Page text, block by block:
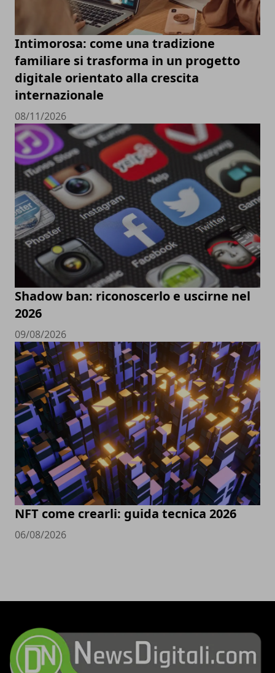
Intimorosa: come una tradizione
familiare si trasforma in un progetto
digitale orientato alla crescita
internazionale
08/11/2026
Shadow ban: riconoscerlo e uscirne nel
2026
09/08/2026
NFT come crearli: guida tecnica 2026
06/08/2026